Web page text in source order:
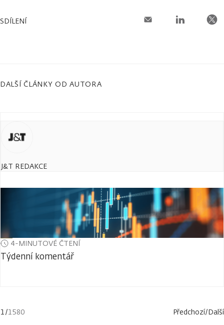
SDÍLENÍ
DALŠÍ ČLÁNKY OD AUTORA
J&T REDAKCE
4-MINUTOVÉ ČTENÍ
Týdenní komentář
1/1580 Předchozí/Další